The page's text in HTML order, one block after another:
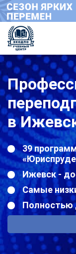
в
39
Ижевск -
Самые
Полностью